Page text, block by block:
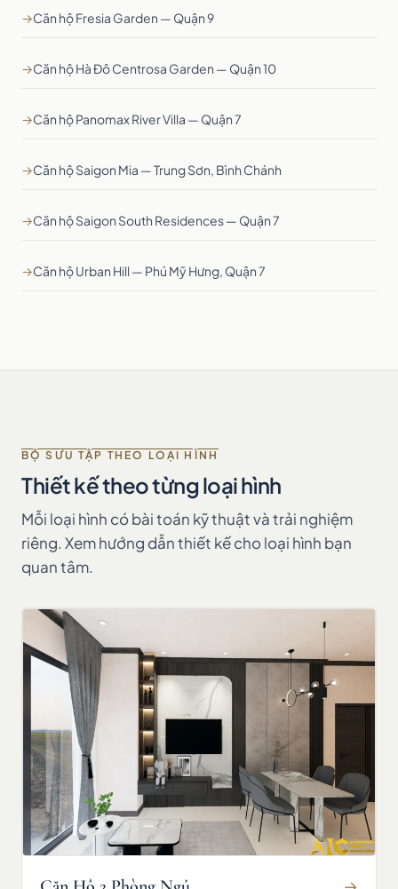
→Căn hộ Fresia Garden — Quận 9
→Căn hộ Hà Đô Centrosa Garden — Quận 10
→Căn hộ Panomax River Villa — Quận 7
→Căn hộ Saigon Mia — Trung Sơn, Bình Chánh
→Căn hộ Saigon South Residences — Quận 7
→Căn hộ Urban Hill — Phú Mỹ Hưng, Quận 7
BỘ SƯU TẬP THEO LOẠI HÌNH
Thiết kế theo từng loại hình
Mỗi loại hình có bài toán kỹ thuật và trải nghiệm
riêng. Xem hướng dẫn thiết kế cho loại hình bạn
quan tâm.